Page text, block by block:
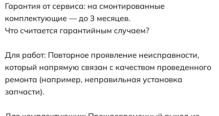
Гарантия от сервиса: на смонтированные
комплектующие — до 3 месяцев.
Что считается гарантийным случаем?
Для работ: Повторное проявление неисправности,
который напрямую связан с качеством проведенного
ремонта (например, неправильная установка
запчасти).